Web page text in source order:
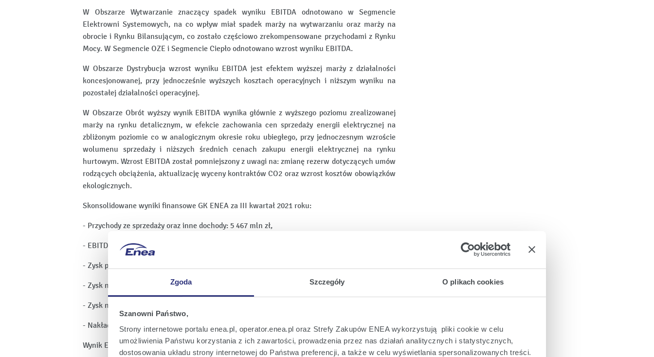
Zgoda Szczegóły O plikach cookies
Szanowni Państwo,
Strony internetowe portalu enea.pl, operator.enea.pl oraz Strefy Zakupów ENEA wykorzystują pliki cookie w celu
umożliwienia Państwu korzystania z ich zawartości, prowadzenia przez nas działań analitycznych i statystycznych,
dostosowania układu strony internetowej do Państwa preferencji, a także w celu wyświetlania spersonalizowanych treści.
W Obszarze Wytwarzanie znaczący spadek wyniku EBITDA odnotowano w Segmencie
Elektrowni Systemowych, na co wpływ miał spadek marży na wytwarzaniu oraz marży na
obrocie i Rynku Bilansującym, co zostało częściowo zrekompensowane przychodami z Rynku
Mocy. W Segmencie OZE i Segmencie Ciepło odnotowano wzrost wyniku EBITDA.
W Obszarze Dystrybucja wzrost wyniku EBITDA jest efektem wyższej marży z działalności
koncesjonowanej, przy jednocześnie wyższych kosztach operacyjnych i niższym wyniku na
pozostałej działalności operacyjnej.
W Obszarze Obrót wyższy wynik EBITDA wynika głównie z wyższego poziomu zrealizowanej
marży na rynku detalicznym, w efekcie zachowania cen sprzedaży energii elektrycznej na
zbliżonym poziomie co w analogicznym okresie roku ubiegłego, przy jednoczesnym wzroście
wolumenu sprzedaży i niższych średnich cenach zakupu energii elektrycznej na rynku
hurtowym. Wzrost EBITDA został pomniejszony z uwagi na: zmianę rezerw dotyczących umów
rodzących obciążenia, aktualizację wyceny kontraktów CO2 oraz wzrost kosztów obowiązków
ekologicznych.
Skonsolidowane wyniki finansowe GK ENEA za III kwartał 2021 roku:
- Przychody ze sprzedaży oraz inne dochody: 5 467 mln zł,
- EBITDA: 1 121 mln zł,
- Zysk przed opodatkowaniem: 691 mln zł,
- Zysk netto okresu sprawozdawczego: 596 mln zł,
- Zysk netto przypadający na akcjonariuszy jednostki dominującej: 570 mln zł
- Nakłady inwestycyjne na rzeczowe aktywa trwałe i wartości niematerialne: 375 mln zł.
Wynik EBITDA w poszczególnych obszarach działalności: